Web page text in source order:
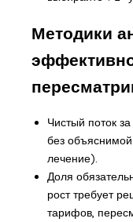
Методики
Чистый поток
без объяснимой
лечение).
Доля
рост требует
тарифов,